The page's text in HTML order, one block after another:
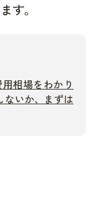
す。
相場をわかり
ないか、まずは